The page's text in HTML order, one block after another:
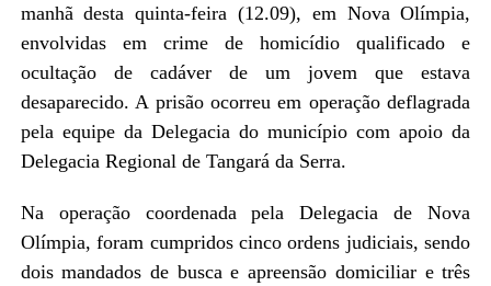
manhã desta quinta-feira (12.09), em Nova Olímpia,
envolvidas em crime de homicídio qualificado e
ocultação de cadáver de um jovem que estava
desaparecido. A prisão ocorreu em operação deflagrada
pela equipe da Delegacia do município com apoio da
Delegacia Regional de Tangará da Serra.
Na operação coordenada pela Delegacia de Nova
Olímpia, foram cumpridos cinco ordens judiciais, sendo
dois mandados de busca e apreensão domiciliar e três